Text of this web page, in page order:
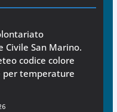
Civile San Marino.
codice colore
per temperature